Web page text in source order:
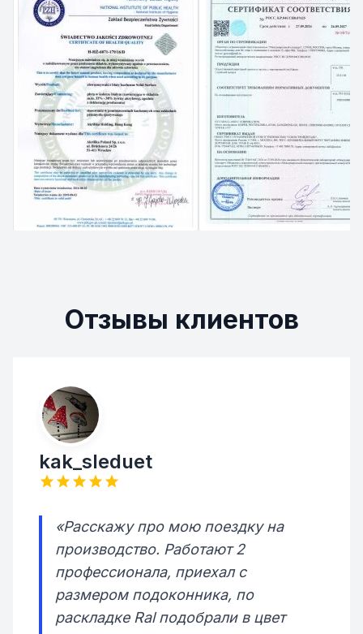
Отзывы клиентов
kak_sleduet
«Расскажу про мою поездку на
производство. Работают 2
профессионала, приехал с
размером подоконника, по
раскладке Ral подобрали в цвет